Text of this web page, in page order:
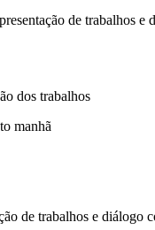
de trabalhos e
dos trabalhos
manhã
de trabalhos e diálogo